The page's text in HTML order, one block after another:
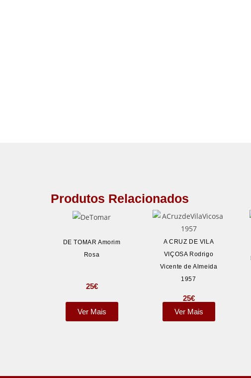
Produtos Relacionados
DE TOMAR Amorim
Rosa
25€
Ver Mais
A CRUZ DE VILA
VIÇOSA Rodrigo
Vicente de Almeida
1957
25€
Ver Mais